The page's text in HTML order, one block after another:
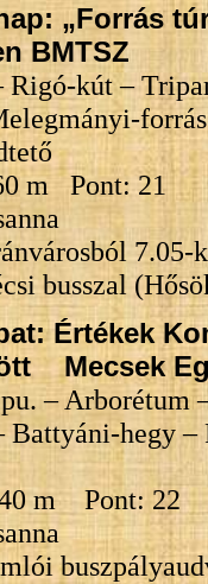
„Forrás
BMTSZ
kút –
m Pont: 21
busszal
Értékek
Mecsek
– Arborétum
Battyáni-hegy –
m Pont: 22